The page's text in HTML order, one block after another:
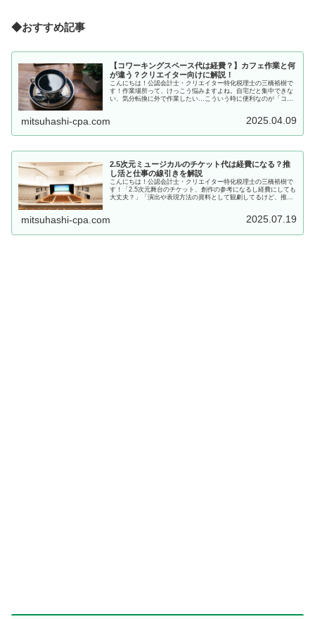
◆おすすめ記事
【コワーキングスペース代は経費？】カフェ作業と何
が違う？クリエイター向けに解説！
こんにちは！公認会計士・クリエイター特化税理士の三橋裕樹で
す！作業場所って、けっこう悩みますよね。自宅だと集中できな
い、気分転換に外で作業したい…こういう時に便利なのが「コワ
mitsuhashi-cpa.com 2025.04.09
2.5次元ミュージカルのチケット代は経費になる？推
し活と仕事の線引きを解説
こんにちは！公認会計士・クリエイター特化税理士の三橋裕樹で
す！「2.5次元舞台のチケット、創作の参考になるし経費にしても
大丈夫？」「演出や表現方法の資料として観劇してるけど、推し
mitsuhashi-cpa.com 2025.07.19